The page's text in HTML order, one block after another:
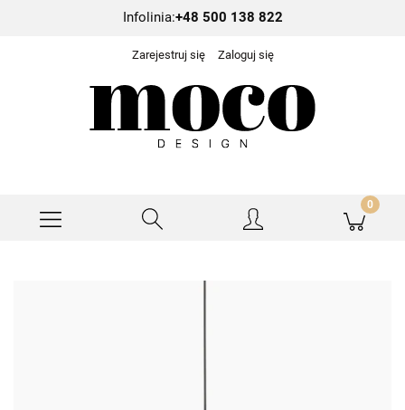
Infolinia:+48 500 138 822
Zarejestruj się Zaloguj się